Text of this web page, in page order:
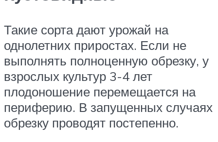
Такие сорта дают урожай на
однолетних приростах. Если не
выполнять полноценную обрезку, у
взрослых культур 3-4 лет
плодоношение перемещается на
периферию. В запущенных случаях
обрезку проводят постепенно.